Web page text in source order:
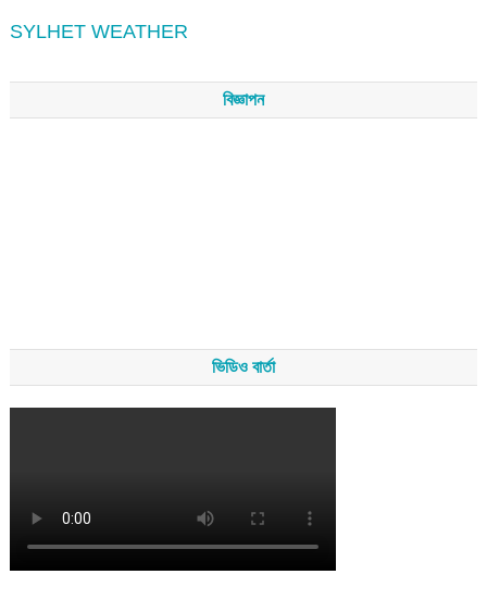
SYLHET WEATHER
বিজ্ঞাপন
ভিডিও বার্তা